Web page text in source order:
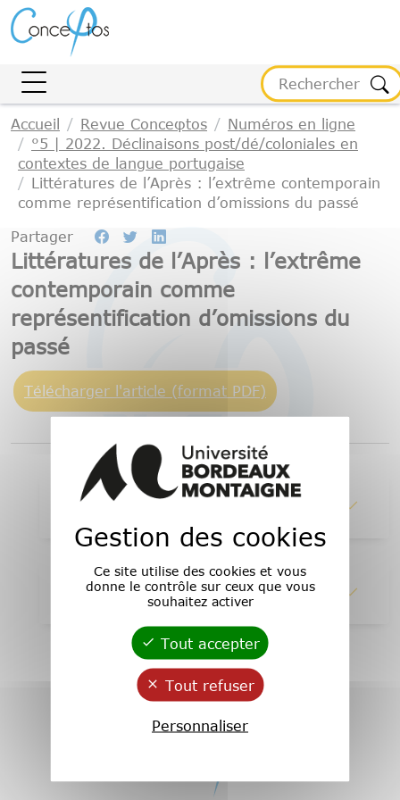
Accueil Revue Conceφtos
Numéros en ligne
°5 | 2022. Déclinaisons post/dé/coloniales en
contextes de langue portugaise
Littératures de l’Après : l’extrême contemporain
comme représentification d’omissions du passé
Partager
Littératures de l’Après : l’extrême
contemporain comme
représentification d’omissions du
passé
Télécharger l'article (format PDF)
1 - Abstracts
2 - Lire en ligne
Gestion des cookies
Gestion des cookies
Ce site utilise des cookies et vous
donne le contrôle sur ceux que vous
souhaitez activer
Tout accepter
Tout refuser
Personnaliser